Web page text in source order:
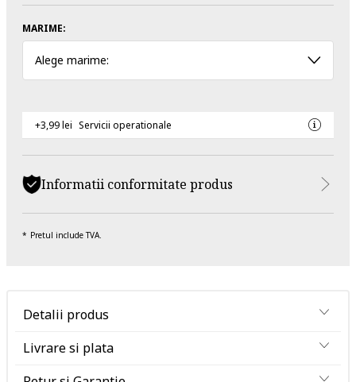
MARIME:
Alege marime:
+3,99 lei Servicii operationale
Informatii conformitate produs
Pretul include TVA.
Detalii produs
Livrare si plata